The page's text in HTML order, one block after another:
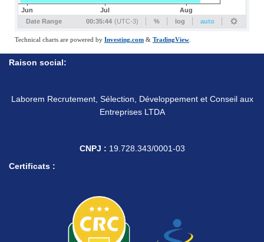
Raison social:
Laborem Recrutement, Sélection, Développement et Conseil aux
Entreprises LTDA
CNPJ : 19.728.343/0001-03
Certificats :